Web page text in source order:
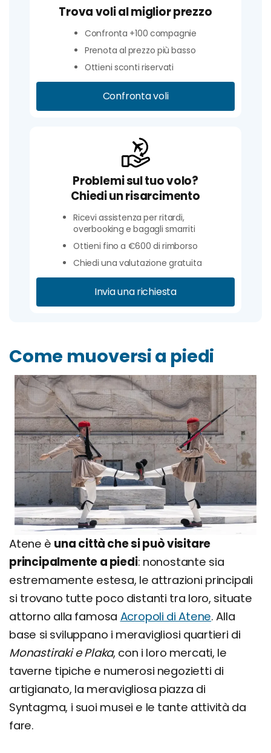
Trova voli al miglior prezzo
Confronta +100 compagnie
Prenota al prezzo più basso
Ottieni sconti riservati
Confronta voli
Problemi sul tuo volo?
Chiedi un risarcimento
Ricevi assistenza per ritardi,
overbooking e bagagli smarriti
Ottieni fino a €600 di rimborso
Chiedi una valutazione gratuita
Invia una richiesta
Come muoversi a piedi
Atene è una città che si può visitare
principalmente a piedi: nonostante sia
estremamente estesa, le attrazioni principali
si trovano tutte poco distanti tra loro, situate
attorno alla famosa Acropoli di Atene. Alla
base si sviluppano i meravigliosi quartieri di
Monastiraki e Plaka, con i loro mercati, le
taverne tipiche e numerosi negozietti di
artigianato, la meravigliosa piazza di
Syntagma, i suoi musei e le tante attività da
fare.